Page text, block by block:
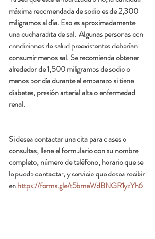
máxima recomendada de sodio es de 2,300
miligramos al día. Eso es aproximadamente
una cucharadita de sal.  Algunas personas con
condiciones de salud preexistentes deberían
consumir menos sal. Se recomienda obtener
alrededor de 1,500 miligramos de sodio o
menos por día durante el embarazo si tiene
diabetes, presión arterial alta o enfermedad
renal.
Si desea contactar una cita para clases o
consultas, llene el formulario con su nombre
completo, número de teléfono, horario que se
le puede contactar, y servicio que desea recibir
en https://forms.gle/t5bmeWdBNGR1yzYh6